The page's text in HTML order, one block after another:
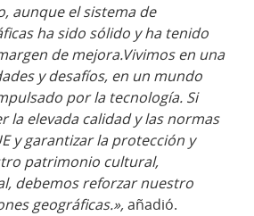
aunque el sistema de
ha sido sólido y ha tenido
de mejora.Vivimos en una
y desafíos, en un mundo
por la tecnología. Si
la elevada calidad y las normas
y garantizar la protección y
patrimonio cultural,
debemos reforzar nuestro
geográficas.»,añadió.